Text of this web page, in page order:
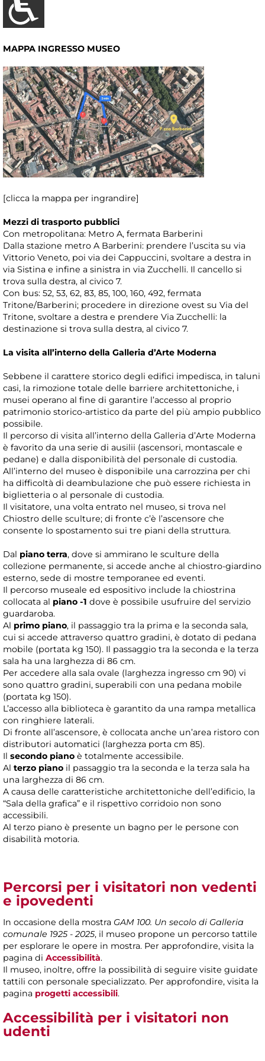
MAPPA INGRESSO MUSEO
[clicca la mappa per ingrandire]
Mezzi di trasporto pubblici
Con metropolitana: Metro A, fermata Barberini
Dalla stazione metro A Barberini: prendere l’uscita su via
Vittorio Veneto, poi via dei Cappuccini, svoltare a destra in
via Sistina e infine a sinistra in via Zucchelli. Il cancello si
trova sulla destra, al civico 7.
Con bus: 52, 53, 62, 83, 85, 100, 160, 492, fermata
Tritone/Barberini; procedere in direzione ovest su Via del
Tritone, svoltare a destra e prendere Via Zucchelli: la
destinazione si trova sulla destra, al civico 7.
La visita all’interno della Galleria d’Arte Moderna
Sebbene il carattere storico degli edifici impedisca, in taluni
casi, la rimozione totale delle barriere architettoniche, i
musei operano al fine di garantire l’accesso al proprio
patrimonio storico-artistico da parte del più ampio pubblico
possibile.
Il percorso di visita all’interno della Galleria d’Arte Moderna
è favorito da una serie di ausilii (ascensori, montascale e
pedane) e dalla disponibilità del personale di custodia.
All’interno del museo è disponibile una carrozzina per chi
ha difficoltà di deambulazione che può essere richiesta in
biglietteria o al personale di custodia.
Il visitatore, una volta entrato nel museo, si trova nel
Chiostro delle sculture; di fronte c’è l’ascensore che
consente lo spostamento sui tre piani della struttura.
Dal piano terra, dove si ammirano le sculture della
collezione permanente, si accede anche al chiostro-giardino
esterno, sede di mostre temporanee ed eventi.
Il percorso museale ed espositivo include la chiostrina
collocata al piano -1 dove è possibile usufruire del servizio
guardaroba.
Al primo piano, il passaggio tra la prima e la seconda sala,
cui si accede attraverso quattro gradini, è dotato di pedana
mobile (portata kg 150). Il passaggio tra la seconda e la terza
sala ha una larghezza di 86 cm.
Per accedere alla sala ovale (larghezza ingresso cm 90) vi
sono quattro gradini, superabili con una pedana mobile
(portata kg 150).
L’accesso alla biblioteca è garantito da una rampa metallica
con ringhiere laterali.
Di fronte all’ascensore, è collocata anche un’area ristoro con
distributori automatici (larghezza porta cm 85).
Il secondo piano è totalmente accessibile.
Al terzo piano il passaggio tra la seconda e la terza sala ha
una larghezza di 86 cm.
A causa delle caratteristiche architettoniche dell’edificio, la
“Sala della grafica” e il rispettivo corridoio non sono
accessibili.
Al terzo piano è presente un bagno per le persone con
disabilità motoria.
Percorsi per i visitatori non vedenti
e ipovedenti
In occasione della mostra GAM 100. Un secolo di Galleria
comunale 1925 - 2025, il museo propone un percorso tattile
per esplorare le opere in mostra. Per approfondire, visita la
pagina di Accessibilità.
Il museo, inoltre, offre la possibilità di seguire visite guidate
tattili con personale specializzato. Per approfondire, visita la
pagina progetti accessibili.
Accessibilità per i visitatori non
udenti